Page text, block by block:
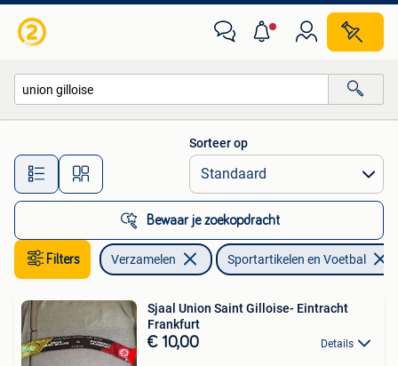
Alle afstanden…
Sorteer op
Bewaar je zoekopdracht
Filters Verzamelen Sportartikelen en Voetbal
Sjaal Union Saint Gilloise- Eintracht
Frankfurt
€ 10,00 Details